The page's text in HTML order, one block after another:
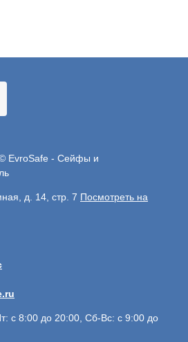
EvroSafe - Сейфы и
д. 14, стр. 7 Посмотреть на
с 8:00 до 20:00, Сб-Вс: с 9:00 до